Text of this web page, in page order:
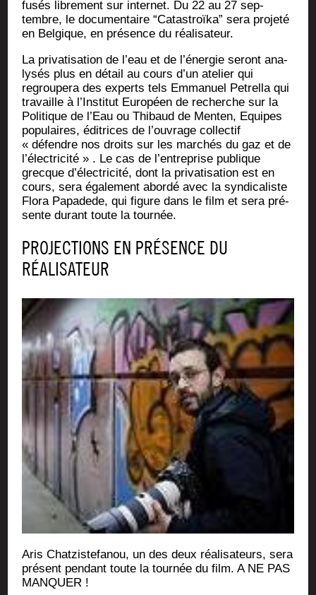
fu­sés libre­ment sur inter­net. Du 22 au 27 sep­
tembre, le docu­men­taire “Catas­troï­ka” sera pro­je­té
en Bel­gique, en pré­sence du réalisateur.
La pri­va­ti­sa­tion de l’eau et de l’énergie seront ana­
ly­sés plus en détail au cours d’un ate­lier qui
regrou­pe­ra des experts tels Emma­nuel Petrel­la qui
tra­vaille à l’Institut Euro­péen de recherche sur la
Poli­tique de l’Eau ou Thi­baud de Men­ten, Equipes
popu­laires, édi­trices de l’ouvrage col­lec­tif
« défendre nos droits sur les mar­chés du gaz et de
l’électricité » . Le cas de l’en­tre­prise publique
grecque d’élec­tri­ci­té, dont la pri­va­ti­sa­tion est en
cours, sera éga­le­ment abor­dé avec la syn­di­ca­liste
Flo­ra Papa­dede, qui figure dans le film et sera pré­
sente durant toute la tournée.
PROJECTIONS EN PRÉSENCE DU
RÉALISATEUR
Aris Chat­zis­te­fa­nou, un des deux réa­li­sa­teurs, sera
pré­sent pen­dant toute la tour­née du film. A NE PAS
MANQUER !